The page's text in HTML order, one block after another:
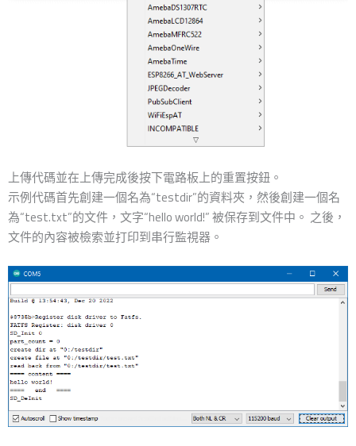
上傳代碼並在上傳完成後按下電路板上的重置按鈕。
示例代碼首先創建一個名為“testdir”的資料夾，然後創建一個名
為“test.txt”的文件，文字“hello world!” 被保存到文件中。 之後，
文件的內容被檢索並打印到串行監視器。